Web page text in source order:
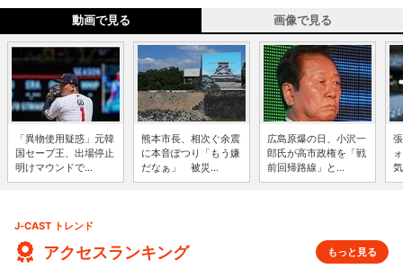
動画で見る 画像で見る
「異物使用疑惑」元韓
国セーブ王、出場停止
明けマウンドで...
熊本市長、相次ぐ余震
に本音ぽつり「もう嫌
だなぁ」 被災...
広島原爆の日、小沢一
郎氏が高市政権を「戦
前回帰路線」と...
J-CAST トレンド
アクセスランキング もっと見る